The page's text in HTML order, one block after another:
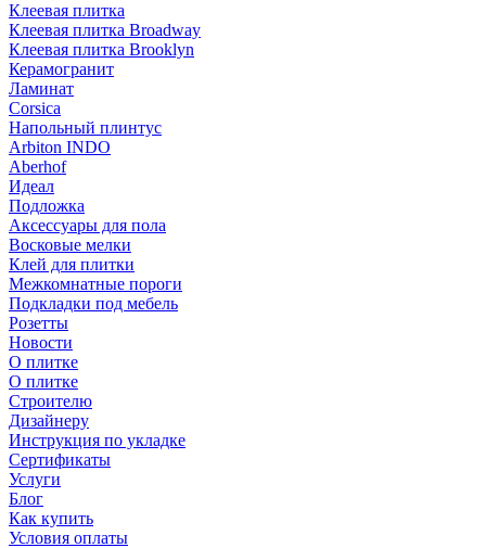
Клеевая плитка
Клеевая плитка Broadway
Клеевая плитка Brooklyn
Керамогранит
Ламинат
Corsica
Напольный плинтус
Arbiton INDO
Aberhof
Идеал
Подложка
Аксессуары для пола
Восковые мелки
Клей для плитки
Межкомнатные пороги
Подкладки под мебель
Розетты
Новости
О плитке
О плитке
Строителю
Дизайнеру
Инструкция по укладке
Сертификаты
Услуги
Блог
Как купить
Условия оплаты